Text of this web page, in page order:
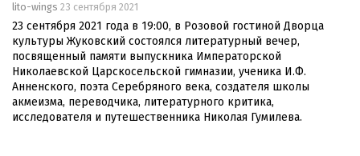
lito-wings 23 сентября 2021
23 сентября 2021 года в 19:00, в Розовой гостиной Дворца
культуры Жуковский состоялся литературный вечер,
посвященный памяти выпускника Императорской
Николаевской Царскосельской гимназии, ученика И.Ф.
Анненского, поэта Серебряного века, создателя школы
акмеизма, переводчика, литературного критика,
исследователя и путешественника Николая Гумилева.